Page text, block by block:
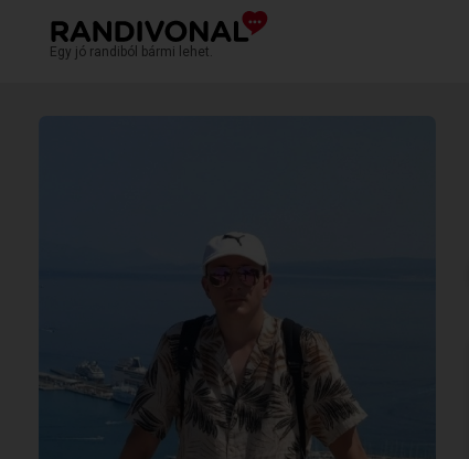
Egy jó randiból bármi lehet.